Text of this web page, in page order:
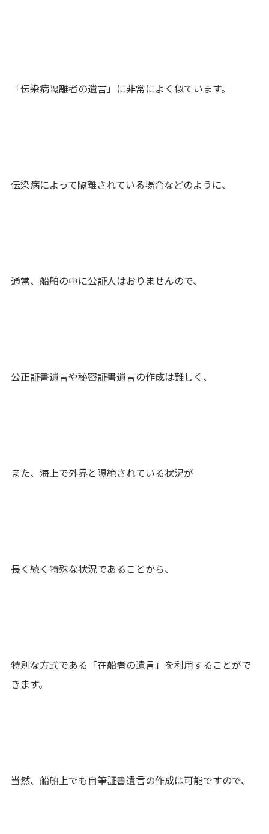
「伝染病隔離者の遺言」に非常によく似ています。
伝染病によって隔離されている場合などのように、
通常、船舶の中に公証人はおりませんので、
公正証書遺言や秘密証書遺言の作成は難しく、
また、海上で外界と隔絶されている状況が
長く続く特殊な状況であることから、
特別な方式である「在船者の遺言」を利用することがで
きます。
当然、船舶上でも自筆証書遺言の作成は可能ですので、